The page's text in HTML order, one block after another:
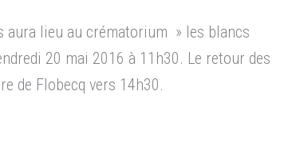
aura lieu au crématorium » les blancs
20 mai 2016 à 11h30. Le retour des
de Flobecq vers 14h30.